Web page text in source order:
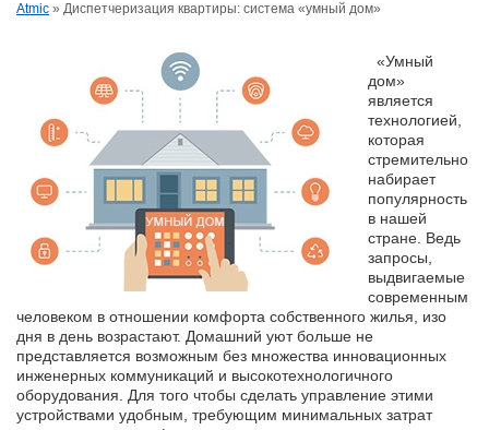
лятор
Atmic » Диспетчеризация квартиры: система «умный дом»
«Умный
дом»
является
технологией,
которая
стремительно
набирает
популярность
в нашей
стране. Ведь
запросы,
выдвигаемые
современным
человеком в отношении комфорта собственного жилья, изо
дня в день возрастают. Домашний уют больше не
представляется возможным без множества инновационных
инженерных коммуникаций и высокотехнологичного
оборудования. Для того чтобы сделать управление этими
устройствами удобным, требующим минимальных затрат